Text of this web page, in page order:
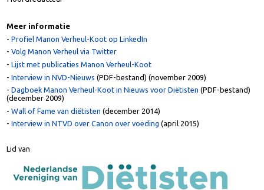
Manon A. Verheul-Koot
Hoofdredacteur
Meer informatie
-Profiel Manon Verheul-Koot op LinkedIn
-Volg Manon Verheul via Twitter
-Lijst met publicaties Manon Verheul-Koot
Interview in NVD-Nieuws(PDF-bestand) (november 2009)
Dagboek Manon Verheul-Koot in Nieuws voor Diëtisten
-Wall of Fame van diëtisten
Interview in NTVD over Canon over voeding (april 2015)